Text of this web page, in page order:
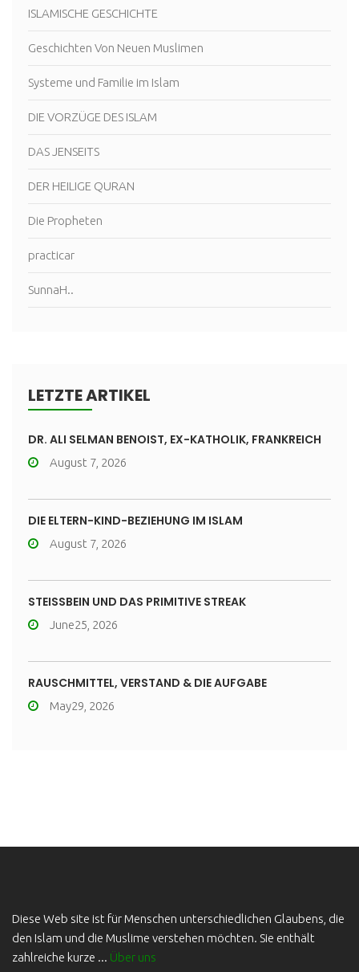
ISLAMISCHE GESCHICHTE
Geschichten Von Neuen Muslimen
Systeme und Familie im Islam
DIE VORZÜGE DES ISLAM
DAS JENSEITS
DER HEILIGE QURAN
Die Propheten
practicar
SunnaH..
LETZTE ARTIKEL
DR. ALI SELMAN BENOIST, EX-KATHOLIK, FRANKREICH
August 7, 2026
DIE ELTERN-KIND-BEZIEHUNG IM ISLAM
August 7, 2026
STEISSBEIN UND DAS PRIMITIVE STREAK
June25, 2026
RAUSCHMITTEL, VERSTAND & DIE AUFGABE
May29, 2026
Diese Web site ist für Menschen unterschiedlichen Glaubens, die
den Islam und die Muslime verstehen möchten. Sie enthält
zahlreiche kurze ... Über uns